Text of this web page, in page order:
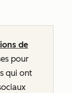
de
pour
qui ont